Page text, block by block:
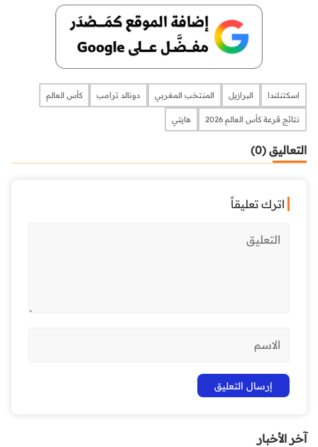
اسكتنلندا البرازيل المنتخب المغربي دونالد ترامب كأس العالم
نتائج قرعة كأس العالم 2026 هايتي
التعاليق (0)
اترك تعليقاً
آخر الأخبار